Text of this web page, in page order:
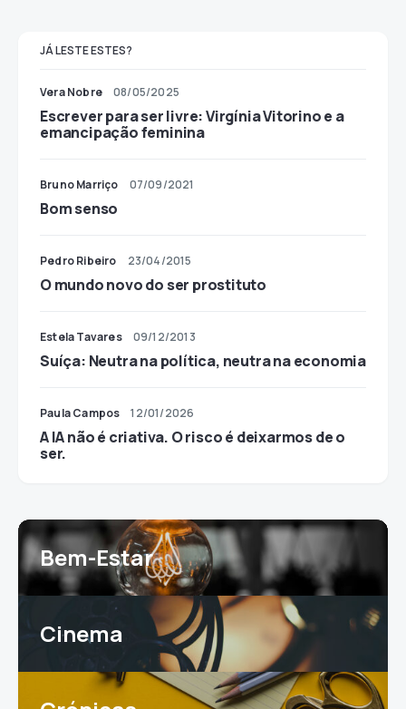
JÁ LESTE ESTES?
Vera Nobre 08/05/2025
Escrever para ser livre: Virgínia Vitorino e a
emancipação feminina
Bruno Marriço 07/09/2021
Bom senso
Pedro Ribeiro 23/04/2015
O mundo novo do ser prostituto
Estela Tavares 09/12/2013
Suíça: Neutra na política, neutra na economia
Paula Campos 12/01/2026
A IA não é criativa. O risco é deixarmos de o
ser.
Bem-Estar
Cinema